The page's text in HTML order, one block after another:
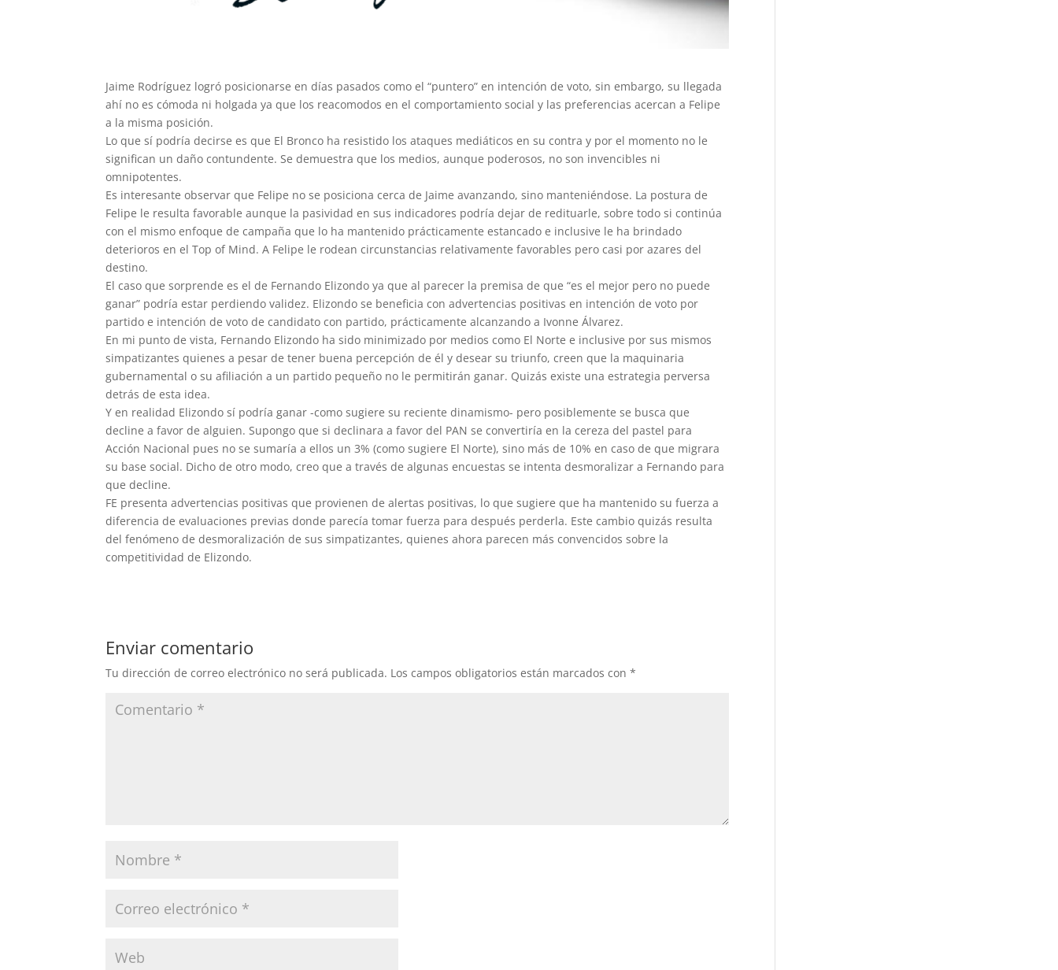
Jaime Rodríguez logró posicionarse en días pasados como el “puntero” en intención de voto, sin embargo, su llegada
ahí no es cómoda ni holgada ya que los reacomodos en el comportamiento social y las preferencias acercan a Felipe
a la misma posición.
Lo que sí podría decirse es que El Bronco ha resistido los ataques mediáticos en su contra y por el momento no le
significan un daño contundente. Se demuestra que los medios, aunque poderosos, no son invencibles ni
omnipotentes.
Es interesante observar que Felipe no se posiciona cerca de Jaime avanzando, sino manteniéndose. La postura de
Felipe le resulta favorable aunque la pasividad en sus indicadores podría dejar de redituarle, sobre todo si continúa
con el mismo enfoque de campaña que lo ha mantenido prácticamente estancado e inclusive le ha brindado
deterioros en el Top of Mind. A Felipe le rodean circunstancias relativamente favorables pero casi por azares del
destino.
El caso que sorprende es el de Fernando Elizondo ya que al parecer la premisa de que “es el mejor pero no puede
ganar” podría estar perdiendo validez. Elizondo se beneficia con advertencias positivas en intención de voto por
partido e intención de voto de candidato con partido, prácticamente alcanzando a Ivonne Álvarez.
En mi punto de vista, Fernando Elizondo ha sido minimizado por medios como El Norte e inclusive por sus mismos
simpatizantes quienes a pesar de tener buena percepción de él y desear su triunfo, creen que la maquinaria
gubernamental o su afiliación a un partido pequeño no le permitirán ganar. Quizás existe una estrategia perversa
detrás de esta idea.
Y en realidad Elizondo sí podría ganar -como sugiere su reciente dinamismo- pero posiblemente se busca que
decline a favor de alguien. Supongo que si declinara a favor del PAN se convertiría en la cereza del pastel para
Acción Nacional pues no se sumaría a ellos un 3% (como sugiere El Norte), sino más de 10% en caso de que migrara
su base social. Dicho de otro modo, creo que a través de algunas encuestas se intenta desmoralizar a Fernando para
que decline.
FE presenta advertencias positivas que provienen de alertas positivas, lo que sugiere que ha mantenido su fuerza a
diferencia de evaluaciones previas donde parecía tomar fuerza para después perderla. Este cambio quizás resulta
del fenómeno de desmoralización de sus simpatizantes, quienes ahora parecen más convencidos sobre la
competitividad de Elizondo.
Enviar comentario
Tu dirección de correo electrónico no será publicada. Los campos obligatorios están marcados con*